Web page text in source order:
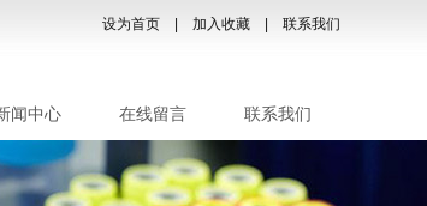
设为首页 加入收藏 联系我们
闻中心 在线留言 联系我们